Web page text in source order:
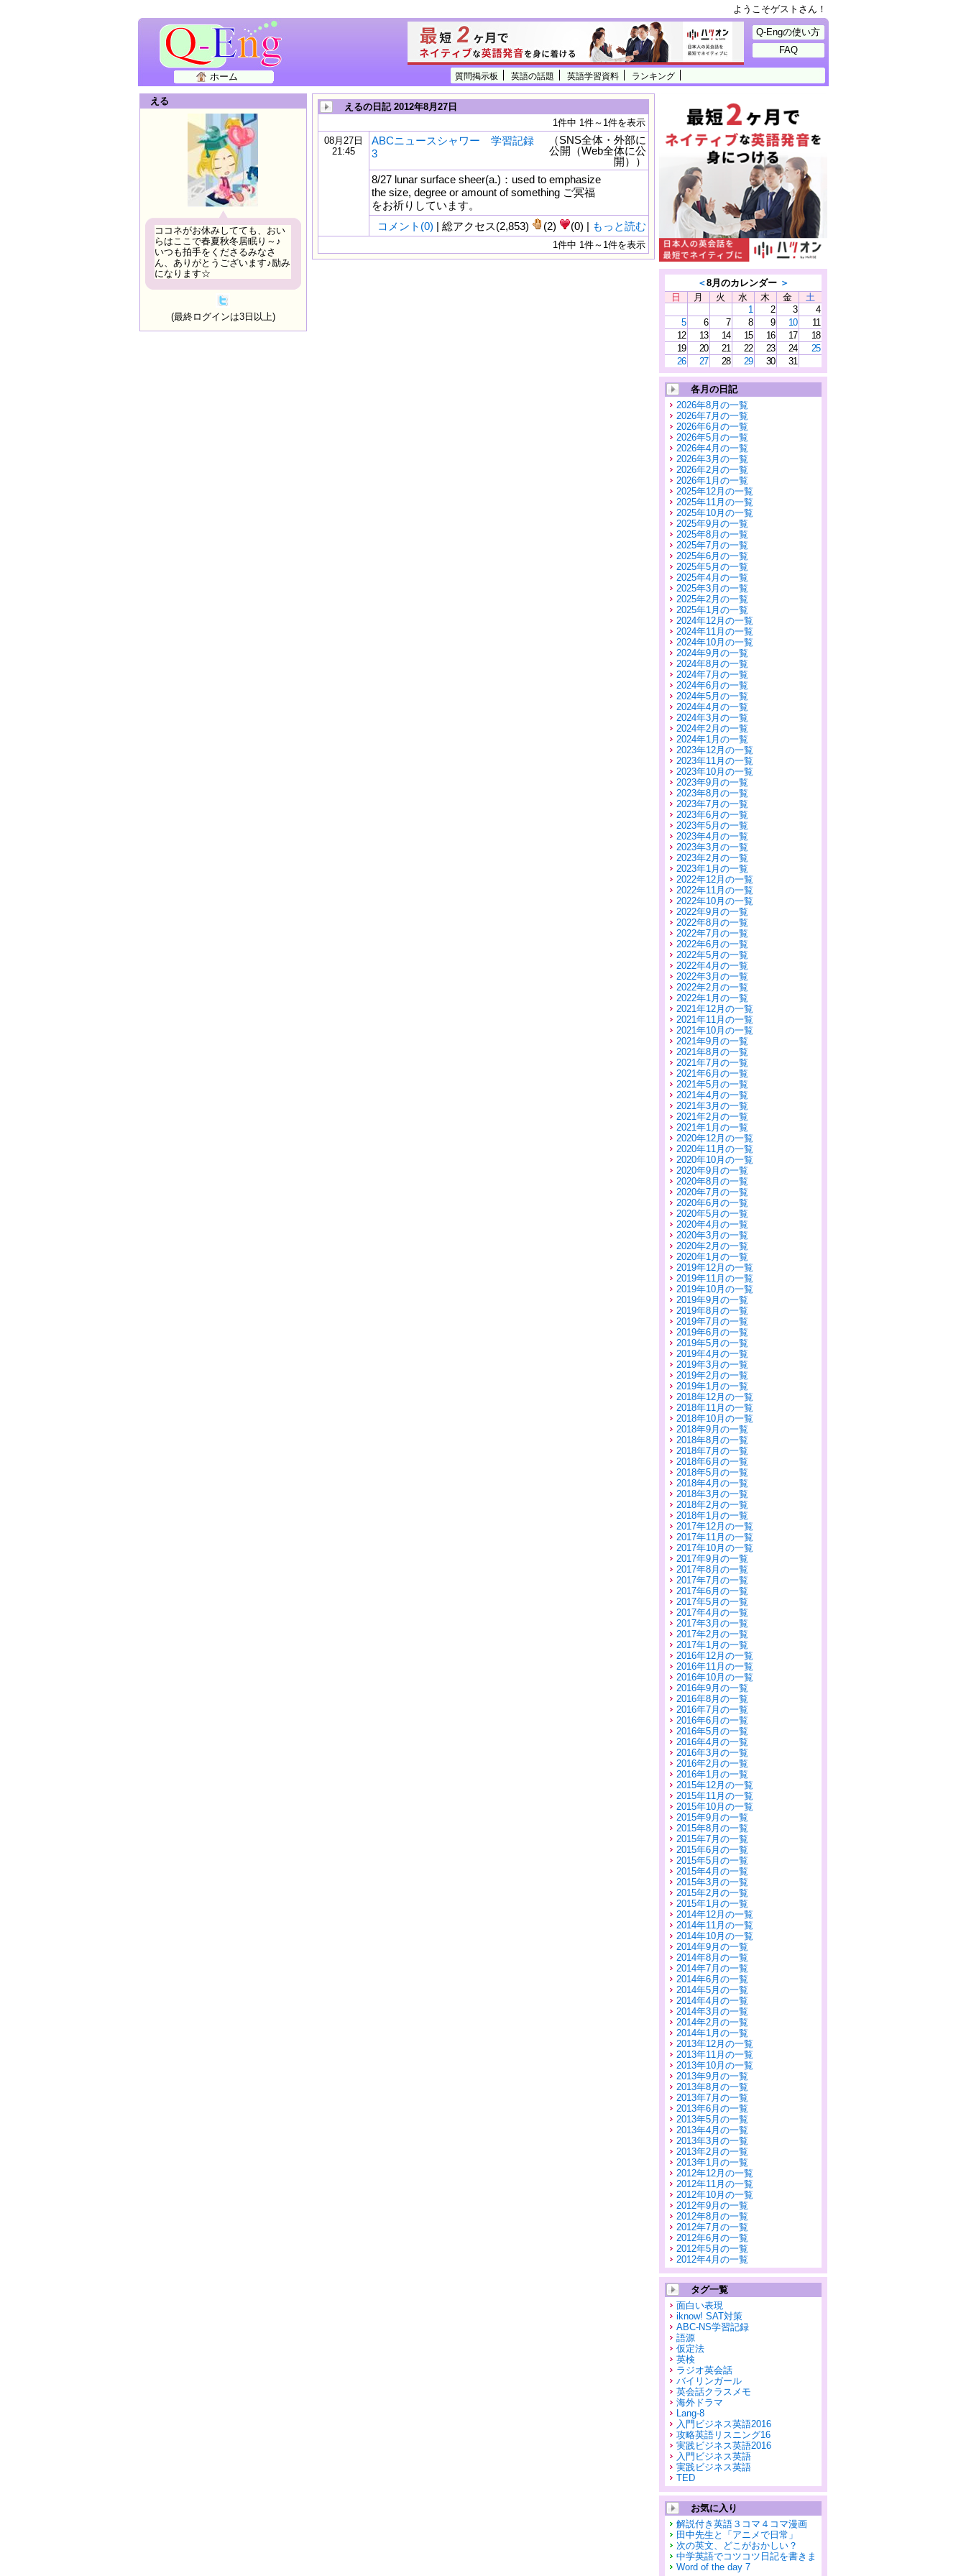
ようこそゲストさん！
質問掲示板 英語の話題 英語学習資料 ランキング
ホーム
Q-Engの使い方
FAQ
える
ココネがお休みしてても、おい
らはここで春夏秋冬居眠り～♪
いつも拍手をくださるみなさ
ん、ありがとうございます♪励み
になります☆
(最終ログインは3日以上)
えるの日記 2012年8月27日
1件中 1件～1件を表示
08月27日
21:45
ABCニュースシャワー 学習記録
3
（SNS全体・外部に
公開（Web全体に公
開））
8/27 lunar surface sheer(a.)：used to emphasize
the size, degree or amount of something ご冥福
をお祈りしています。
コメント(0) | 総アクセス(2,853) (2) (0) | もっと読む
1件中 1件～1件を表示
＜8月のカレンダー ＞
日
月 火 水 木 金
土
1
2 3
4
5
6 7 8 9 10
11
12
13 14 15 16 17
18
19
20 21 22 23 24
25
26
27 28 29 30 31
各月の日記
2026年8月の一覧
2026年7月の一覧
2026年6月の一覧
2026年5月の一覧
2026年4月の一覧
2026年3月の一覧
2026年2月の一覧
2026年1月の一覧
2025年12月の一覧
2025年11月の一覧
2025年10月の一覧
2025年9月の一覧
2025年8月の一覧
2025年7月の一覧
2025年6月の一覧
2025年5月の一覧
2025年4月の一覧
2025年3月の一覧
2025年2月の一覧
2025年1月の一覧
2024年12月の一覧
2024年11月の一覧
2024年10月の一覧
2024年9月の一覧
2024年8月の一覧
2024年7月の一覧
2024年6月の一覧
2024年5月の一覧
2024年4月の一覧
2024年3月の一覧
2024年2月の一覧
2024年1月の一覧
2023年12月の一覧
2023年11月の一覧
2023年10月の一覧
2023年9月の一覧
2023年8月の一覧
2023年7月の一覧
2023年6月の一覧
2023年5月の一覧
2023年4月の一覧
2023年3月の一覧
2023年2月の一覧
2023年1月の一覧
2022年12月の一覧
2022年11月の一覧
2022年10月の一覧
2022年9月の一覧
2022年8月の一覧
2022年7月の一覧
2022年6月の一覧
2022年5月の一覧
2022年4月の一覧
2022年3月の一覧
2022年2月の一覧
2022年1月の一覧
2021年12月の一覧
2021年11月の一覧
2021年10月の一覧
2021年9月の一覧
2021年8月の一覧
2021年7月の一覧
2021年6月の一覧
2021年5月の一覧
2021年4月の一覧
2021年3月の一覧
2021年2月の一覧
2021年1月の一覧
2020年12月の一覧
2020年11月の一覧
2020年10月の一覧
2020年9月の一覧
2020年8月の一覧
2020年7月の一覧
2020年6月の一覧
2020年5月の一覧
2020年4月の一覧
2020年3月の一覧
2020年2月の一覧
2020年1月の一覧
2019年12月の一覧
2019年11月の一覧
2019年10月の一覧
2019年9月の一覧
2019年8月の一覧
2019年7月の一覧
2019年6月の一覧
2019年5月の一覧
2019年4月の一覧
2019年3月の一覧
2019年2月の一覧
2019年1月の一覧
2018年12月の一覧
2018年11月の一覧
2018年10月の一覧
2018年9月の一覧
2018年8月の一覧
2018年7月の一覧
2018年6月の一覧
2018年5月の一覧
2018年4月の一覧
2018年3月の一覧
2018年2月の一覧
2018年1月の一覧
2017年12月の一覧
2017年11月の一覧
2017年10月の一覧
2017年9月の一覧
2017年8月の一覧
2017年7月の一覧
2017年6月の一覧
2017年5月の一覧
2017年4月の一覧
2017年3月の一覧
2017年2月の一覧
2017年1月の一覧
2016年12月の一覧
2016年11月の一覧
2016年10月の一覧
2016年9月の一覧
2016年8月の一覧
2016年7月の一覧
2016年6月の一覧
2016年5月の一覧
2016年4月の一覧
2016年3月の一覧
2016年2月の一覧
2016年1月の一覧
2015年12月の一覧
2015年11月の一覧
2015年10月の一覧
2015年9月の一覧
2015年8月の一覧
2015年7月の一覧
2015年6月の一覧
2015年5月の一覧
2015年4月の一覧
2015年3月の一覧
2015年2月の一覧
2015年1月の一覧
2014年12月の一覧
2014年11月の一覧
2014年10月の一覧
2014年9月の一覧
2014年8月の一覧
2014年7月の一覧
2014年6月の一覧
2014年5月の一覧
2014年4月の一覧
2014年3月の一覧
2014年2月の一覧
2014年1月の一覧
2013年12月の一覧
2013年11月の一覧
2013年10月の一覧
2013年9月の一覧
2013年8月の一覧
2013年7月の一覧
2013年6月の一覧
2013年5月の一覧
2013年4月の一覧
2013年3月の一覧
2013年2月の一覧
2013年1月の一覧
2012年12月の一覧
2012年11月の一覧
2012年10月の一覧
2012年9月の一覧
2012年8月の一覧
2012年7月の一覧
2012年6月の一覧
2012年5月の一覧
2012年4月の一覧
タグ一覧
面白い表現
iknow! SAT対策
ABC-NS学習記録
語源
仮定法
英検
ラジオ英会話
バイリンガール
英会話クラスメモ
海外ドラマ
Lang-8
入門ビジネス英語2016
攻略英語リスニング16
実践ビジネス英語2016
入門ビジネス英語
実践ビジネス英語
TED
お気に入り
解説付き英語３コマ４コマ漫画
田中先生と「アニメで日常」
次の英文、どこがおかしい？
中学英語でコツコツ日記を書きま
Word of the day 7